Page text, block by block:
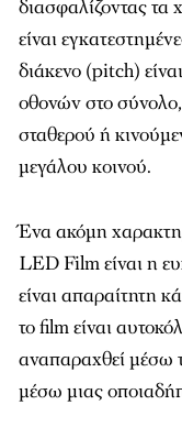
διασφαλίζοντας
είναι
διάκενο (pitch)
οθονών στο
σταθερού ή
μεγάλου κοινού.
Ένα ακόμη
LED Film είναι η
είναι απαραίτητη
το film είναι
αναπαραχθεί
μέσω μιας